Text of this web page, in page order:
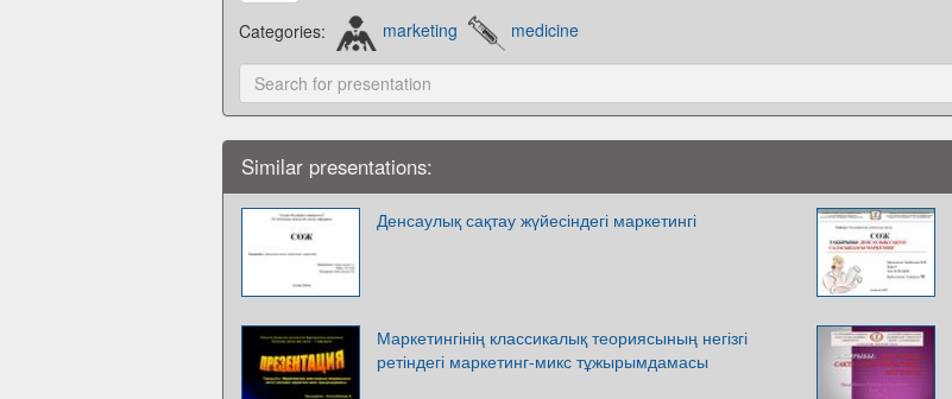
Categories: marketing medicine
Similar presentations:
Денсаулық сақтау жүйесіндегі маркетингі
Маркетингінің классикалық теориясының негізгі
ретіндегі маркетинг-микс тұжырымдамасы